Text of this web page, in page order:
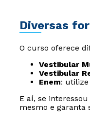
Diversas
O curso oferece
Vestibular
Vestibular
Enem: utilize
E aí, se
mesmo e garanta